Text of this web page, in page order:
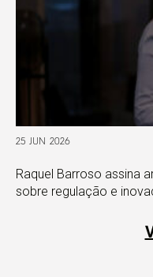
25 JUN 2026
Raquel Barroso assina
sobre regulação e